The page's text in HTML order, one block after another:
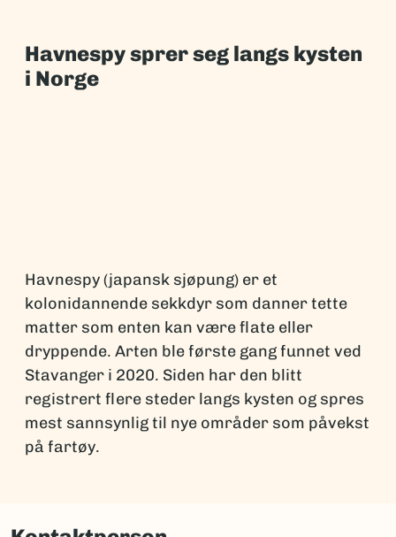
Havnespy sprer seg langs kysten
i Norge
Havnespy (japansk sjøpung) er et
kolonidannende sekkdyr som danner tette
matter som enten kan være flate eller
dryppende. Arten ble første gang funnet ved
Stavanger i 2020. Siden har den blitt
registrert flere steder langs kysten og spres
mest sannsynlig til nye områder som påvekst
på fartøy.